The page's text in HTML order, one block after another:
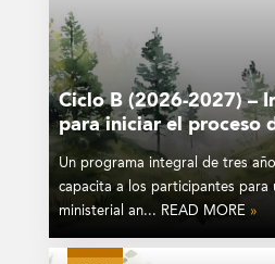
Ciclo B (2026-2027) –
para iniciar el proceso
Un programa integral de tres
capacita a los participantes para
ministerial an... READ MORE »